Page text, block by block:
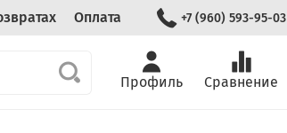
Оплата +7 (960) 593-95-03
Профиль Сравнение